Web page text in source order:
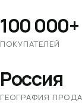
100 000+
ПОКУПАТЕЛЕЙ
Россия
ГЕОГРАФИЯ